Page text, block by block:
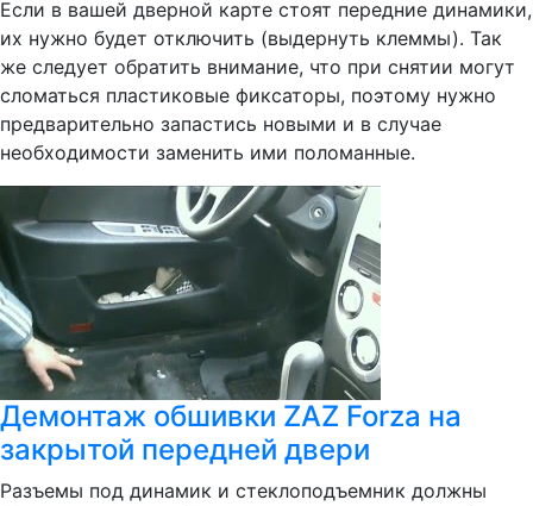
Если в вашей дверной карте стоят передние динамики,
их нужно будет отключить (выдернуть клеммы). Так
же следует обратить внимание, что при снятии могут
сломаться пластиковые фиксаторы, поэтому нужно
предварительно запастись новыми и в случае
необходимости заменить ими поломанные.
Демонтаж обшивки ZAZ Forza на
закрытой передней двери
Разъемы под динамик и стеклоподъемник должны